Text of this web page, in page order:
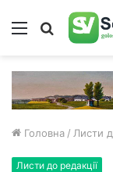
Меню Пошук
Головна / Листи
Листи до редакції